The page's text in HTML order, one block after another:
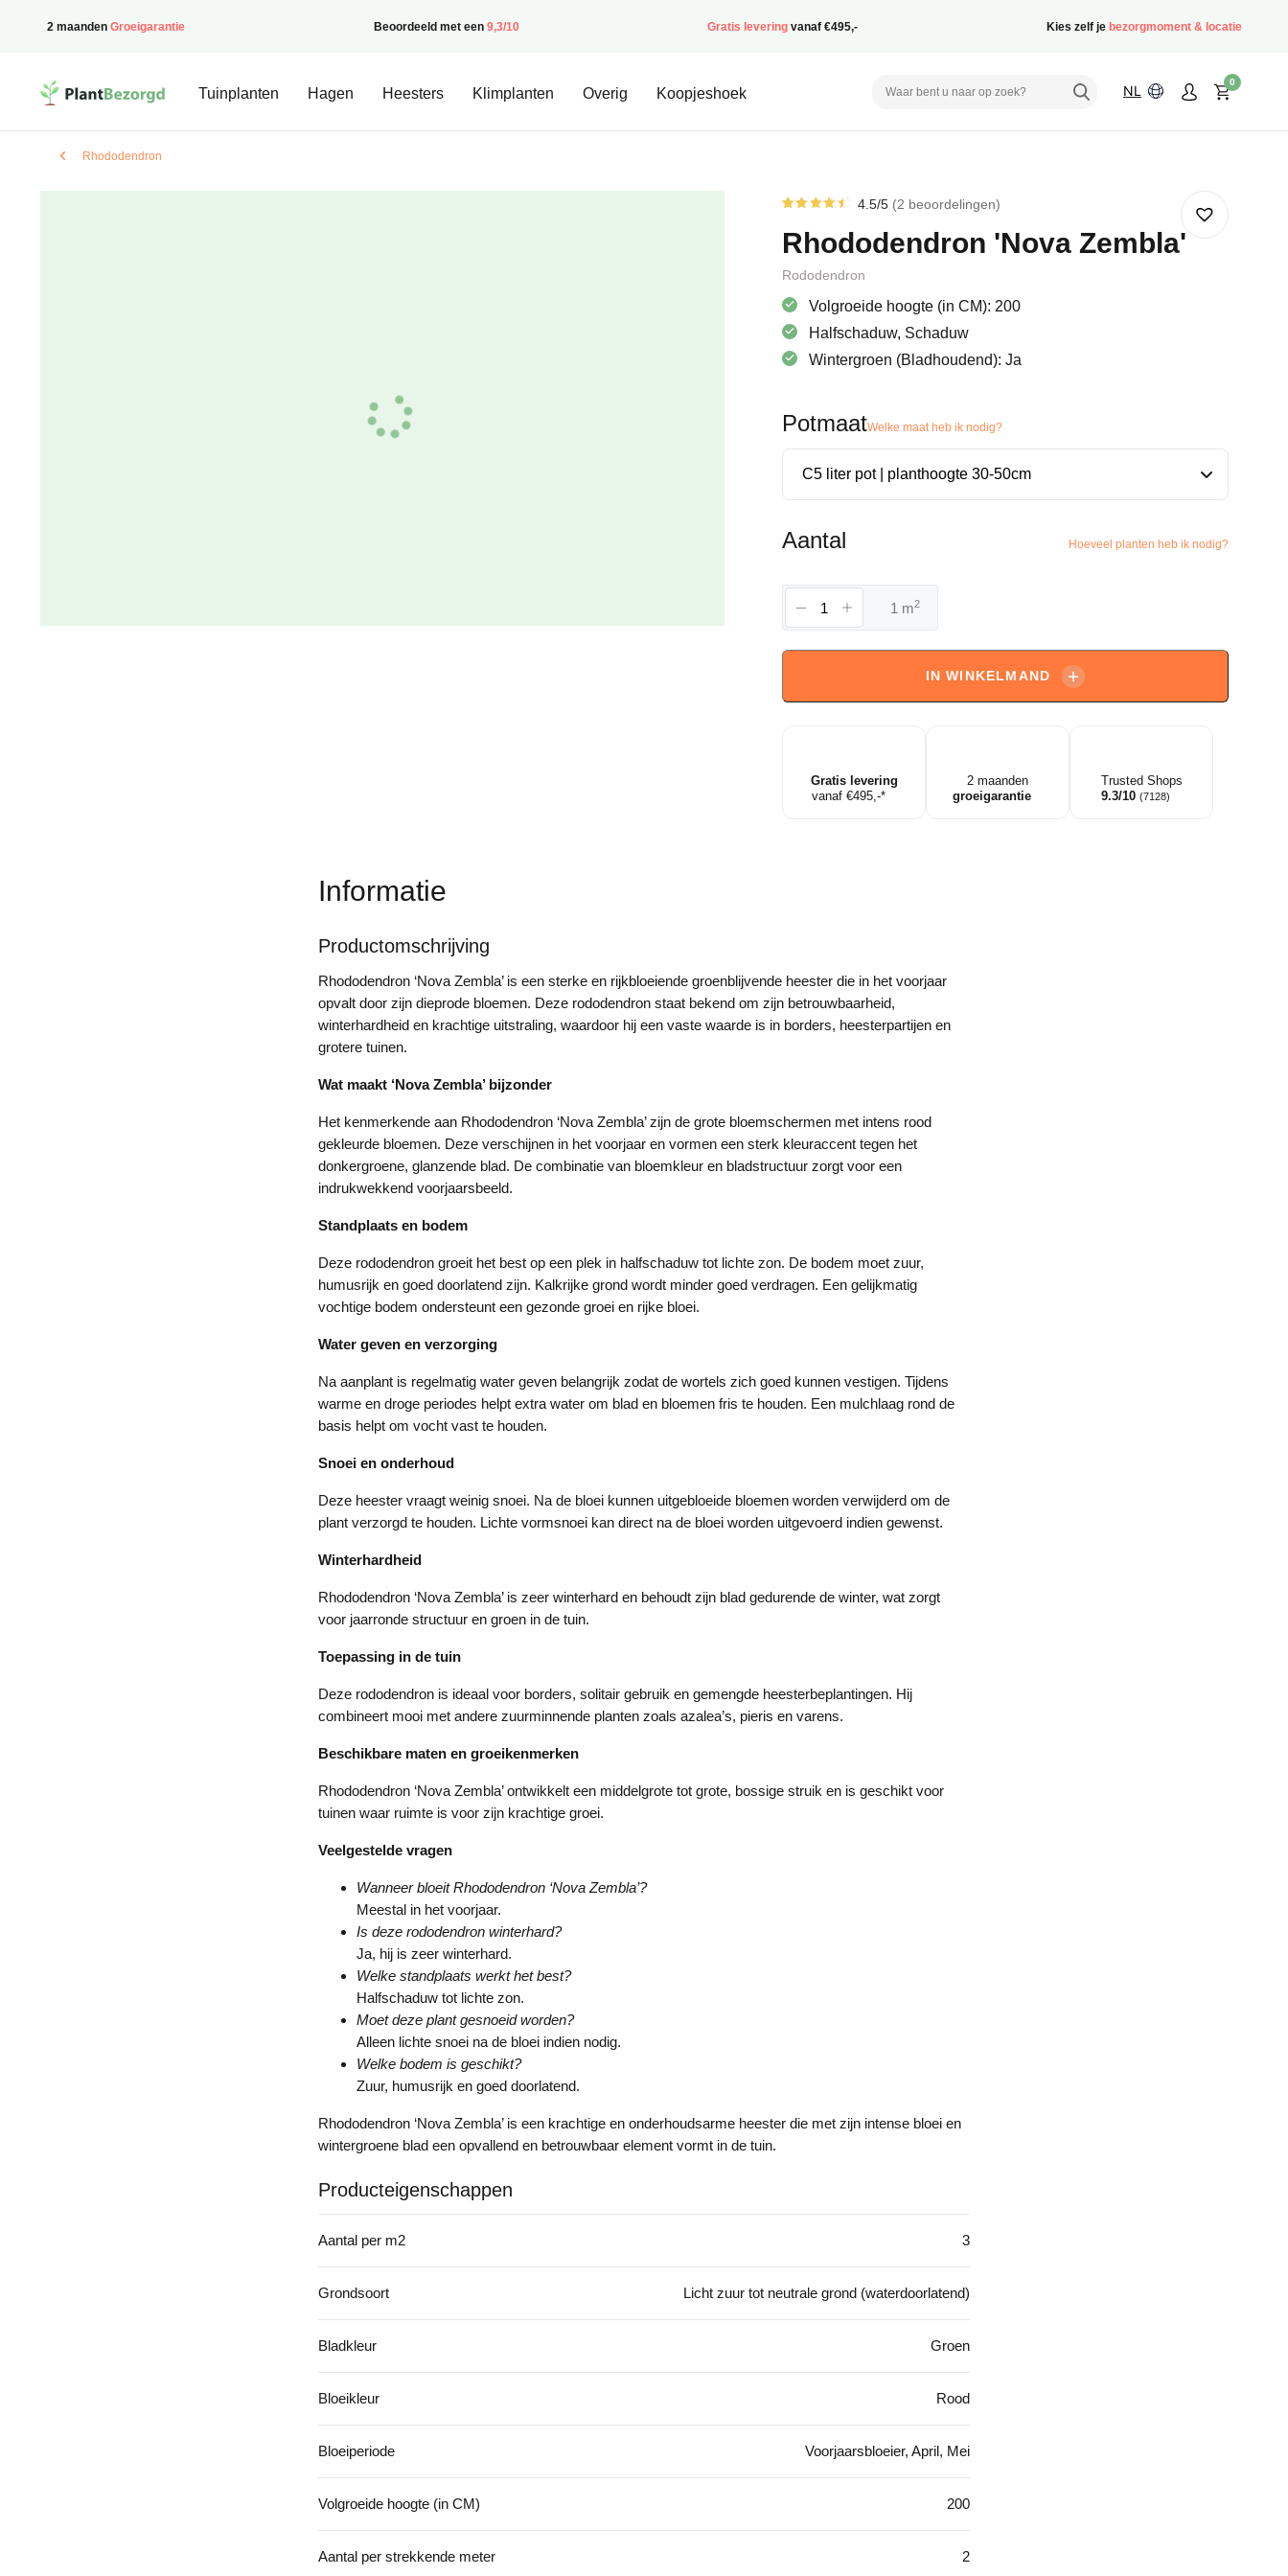
2 maanden Groeigarantie Beoordeeld met een 9,3/10 Gratis levering vanaf €495,- Kies zelf je bezorgmoment & locatie
PlantBezorgd
Tuinplanten Hagen Heesters Klimplanten Overig Koopjeshoek NL
0
Rhododendron
4.50
5
gebaseerd
klantbeoordelingen
4.5/5 2 beoordelingen
Rhododendron 'Nova Zembla'
Rododendron
Volgroeide hoogte (in CM): 200
Halfschaduw, Schaduw
Wintergroen (Bladhoudend): Ja
PotmaatWelke maat heb ik nodig?
Aantal Hoeveel planten heb ik nodig?
Rhododendron
'Nova
-
m2
IN WINKELMAND
Gratis levering
vanaf €495,-*
2 maanden
groeigarantie
Trusted Shops
9.3/10 (7128)
Informatie
Productomschrijving
Rhododendron ‘Nova Zembla’ is een sterke en rijkbloeiende groenblijvende heester die in het voorjaar
opvalt door zijn dieprode bloemen. Deze rododendron staat bekend om zijn betrouwbaarheid,
winterhardheid en krachtige uitstraling, waardoor hij een vaste waarde is in borders, heesterpartijen en
grotere tuinen.
Wat maakt ‘Nova Zembla’ bijzonder
Het kenmerkende aan Rhododendron ‘Nova Zembla’ zijn de grote bloemschermen met intens rood
gekleurde bloemen. Deze verschijnen in het voorjaar en vormen een sterk kleuraccent tegen het
donkergroene, glanzende blad. De combinatie van bloemkleur en bladstructuur zorgt voor een
indrukwekkend voorjaarsbeeld.
Standplaats en bodem
Deze rododendron groeit het best op een plek in halfschaduw tot lichte zon. De bodem moet zuur,
humusrijk en goed doorlatend zijn. Kalkrijke grond wordt minder goed verdragen. Een gelijkmatig
vochtige bodem ondersteunt een gezonde groei en rijke bloei.
Water geven en verzorging
Na aanplant is regelmatig water geven belangrijk zodat de wortels zich goed kunnen vestigen. Tijdens
warme en droge periodes helpt extra water om blad en bloemen fris te houden. Een mulchlaag rond de
basis helpt om vocht vast te houden.
Snoei en onderhoud
Deze heester vraagt weinig snoei. Na de bloei kunnen uitgebloeide bloemen worden verwijderd om de
plant verzorgd te houden. Lichte vormsnoei kan direct na de bloei worden uitgevoerd indien gewenst.
Winterhardheid
Rhododendron ‘Nova Zembla’ is zeer winterhard en behoudt zijn blad gedurende de winter, wat zorgt
voor jaarronde structuur en groen in de tuin.
Toepassing in de tuin
Deze rododendron is ideaal voor borders, solitair gebruik en gemengde heesterbeplantingen. Hij
combineert mooi met andere zuurminnende planten zoals azalea’s, pieris en varens.
Beschikbare maten en groeikenmerken
Rhododendron ‘Nova Zembla’ ontwikkelt een middelgrote tot grote, bossige struik en is geschikt voor
tuinen waar ruimte is voor zijn krachtige groei.
Veelgestelde vragen
Wanneer bloeit Rhododendron ‘Nova Zembla’?
Meestal in het voorjaar.
Is deze rododendron winterhard?
Ja, hij is zeer winterhard.
Welke standplaats werkt het best?
Halfschaduw tot lichte zon.
Moet deze plant gesnoeid worden?
Alleen lichte snoei na de bloei indien nodig.
Welke bodem is geschikt?
Zuur, humusrijk en goed doorlatend.
Rhododendron ‘Nova Zembla’ is een krachtige en onderhoudsarme heester die met zijn intense bloei en
wintergroene blad een opvallend en betrouwbaar element vormt in de tuin.
Producteigenschappen
Aantal per m2 3
Grondsoort Licht zuur tot neutrale grond (waterdoorlatend)
Bladkleur Groen
Bloeikleur Rood
Bloeiperiode Voorjaarsbloeier, April, Mei
Volgroeide hoogte (in CM) 200
Aantal per strekkende meter 2